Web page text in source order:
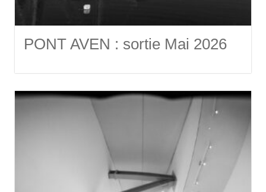
PONT AVEN : sortie Mai 2026